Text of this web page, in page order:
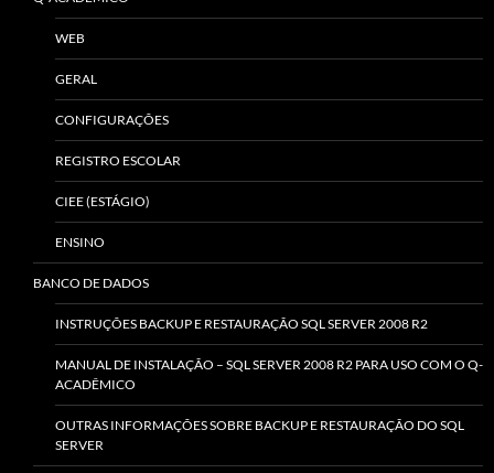
WEB
GERAL
CONFIGURAÇÕES
REGISTRO ESCOLAR
CIEE (ESTÁGIO)
ENSINO
BANCO DE DADOS
INSTRUÇÕES BACKUP E RESTAURAÇÃO SQL SERVER 2008 R2
MANUAL DE INSTALAÇÃO – SQL SERVER 2008 R2 PARA USO COM O Q-
ACADÊMICO
OUTRAS INFORMAÇÕES SOBRE BACKUP E RESTAURAÇÃO DO SQL
SERVER